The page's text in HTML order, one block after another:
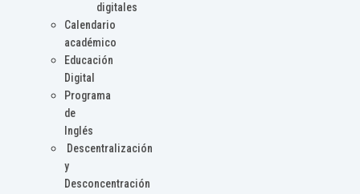
digitales
Calendario
académico
Educación
Digital
Programa
de
Inglés
Descentralización
y
Desconcentración